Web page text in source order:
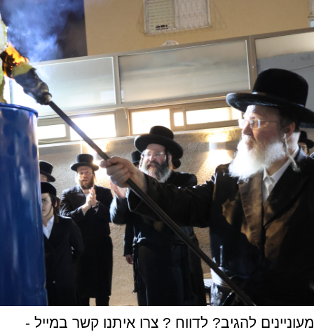
מעוניינים להגיב? לדווח ? צרו איתנו קשר במייל -